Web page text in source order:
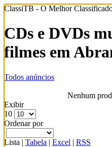
ClassiTB - O Melhor
CDs e DVDs
filmes em
Todos anúncios
Nenhum
Exibir
10
Ordenar por
Lista | Tabela | Excel | RSS